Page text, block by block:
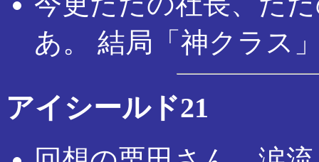
あ。 結局「神クラス
アイシールド21